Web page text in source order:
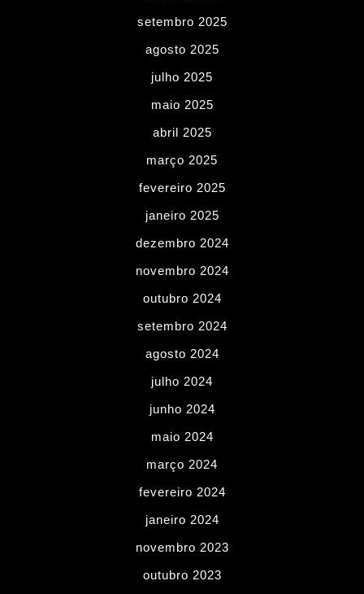
setembro 2025
agosto 2025
julho 2025
maio 2025
abril 2025
março 2025
fevereiro 2025
janeiro 2025
dezembro 2024
novembro 2024
outubro 2024
setembro 2024
agosto 2024
julho 2024
junho 2024
maio 2024
março 2024
fevereiro 2024
janeiro 2024
novembro 2023
outubro 2023